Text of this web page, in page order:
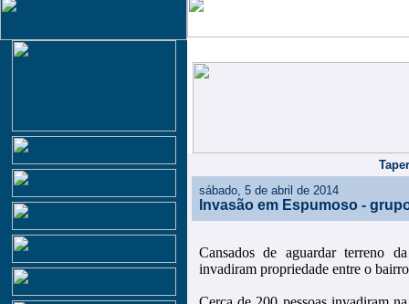
sábado, 5 de abril de 2014
Invasão em Espumoso -
Cansados de aguardar terreno
invadiram propriedade entre o